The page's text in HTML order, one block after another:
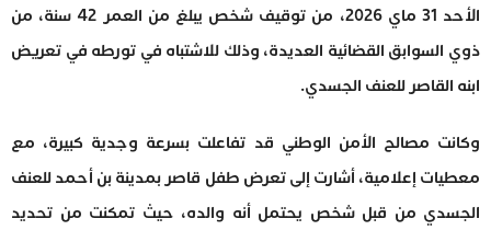
الأحد 31 ماي 2026، من توقيف شخص يبلغ من العمر 42 سنة، من
ذوي السوابق القضائية العديدة، وذلك للاشتباه في تورطه في تعريض
ابنه القاصر للعنف الجسدي.
وكانت مصالح الأمن الوطني قد تفاعلت بسرعة وجدية كبيرة، مع
معطيات إعلامية، أشارت إلى تعرض طفل قاصر بمدينة بن أحمد للعنف
الجسدي من قبل شخص يحتمل أنه والده، حيث تمكنت من تحديد